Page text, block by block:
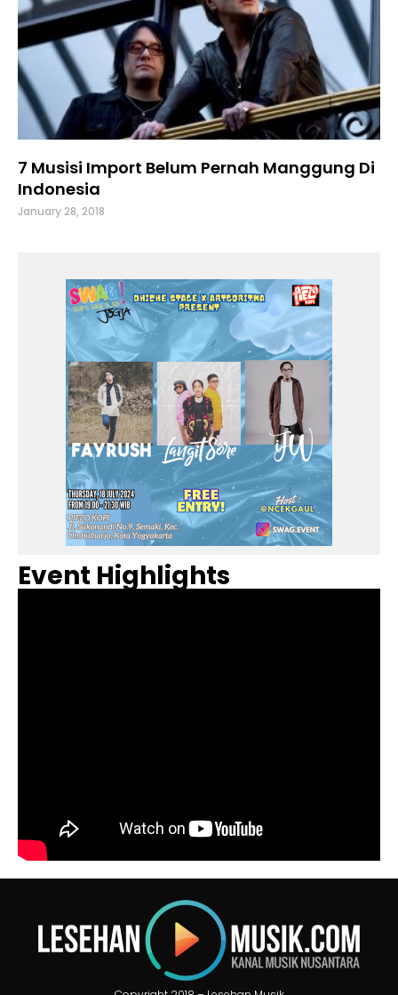
7 Musisi Import Belum Pernah Manggung Di
Indonesia
January 28, 2018
Event Highlights